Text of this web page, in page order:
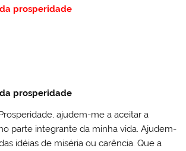
da prosperidade
da prosperidade
ajudem-me a aceitar a
parte integrante da minha vida. Ajudem-
idéias de miséria ou carência. Que a